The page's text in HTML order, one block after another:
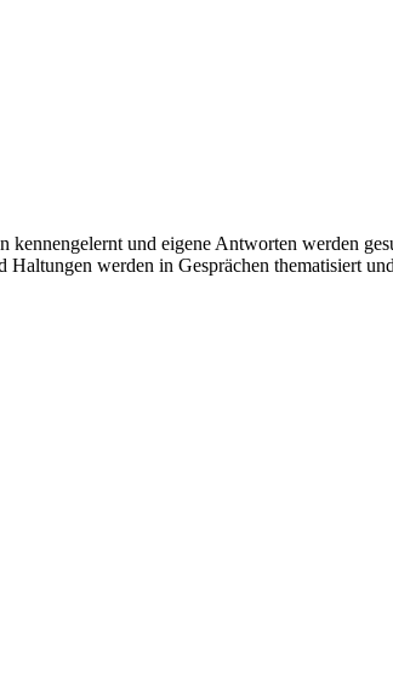
und eigene Antworten werden
werden in Gesprächen thematisiert